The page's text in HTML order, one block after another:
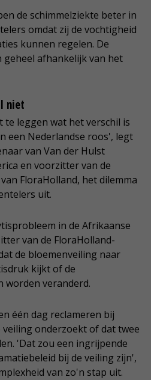
de schimmelziekte beter in
omdat zij de vochtigheid
kunnen regelen. De
afhankelijk van het
niet
te leggen wat het verschil is
een Nederlandse roos', legt
van Van der Hulst
en voorzitter van de
FloraHolland, het dilemma
uit.
in de Afrikaanse
van de FloraHolland-
de bloemenveiling naar
kijkt of de
worden veranderd.
één dag reclameren bij
onderzoekt of dat twee
'Dat zou een ingrijpende
bij de veiling zijn',
van zo'n stap uit.